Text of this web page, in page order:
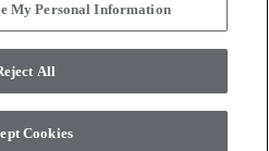
arrow_forward_ios
Shaw Industries Group
My Personal Information
All
Cookies